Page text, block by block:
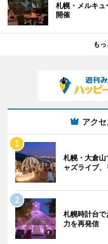
札幌・メルキ
開催
も
アク
札幌・大倉
ャズライブ
札幌時計台
力を再発信